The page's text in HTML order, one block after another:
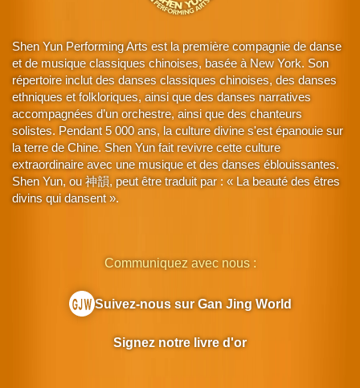
Shen Yun Performing Arts est la première compagnie de danse
et de musique classiques chinoises, basée à New York. Son
répertoire inclut des danses classiques chinoises, des danses
ethniques et folkloriques, ainsi que des danses narratives
accompagnées d’un orchestre, ainsi que des chanteurs
solistes. Pendant 5 000 ans, la culture divine s'est épanouie sur
la terre de Chine. Shen Yun fait revivre cette culture
extraordinaire avec une musique et des danses éblouissantes.
Shen Yun, ou 神韻, peut être traduit par : « La beauté des êtres
divins qui dansent ».
Communiquez avec nous :
Suivez-nous sur Gan Jing World
Signez notre livre d'or